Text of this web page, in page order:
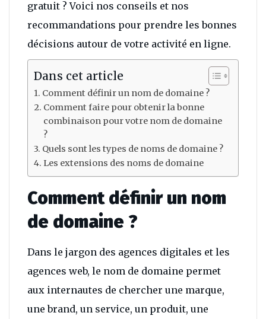
gratuit ? Voici nos conseils et nos
recommandations pour prendre les bonnes
décisions autour de votre activité en ligne.
Dans cet article
Comment définir un nom de domaine ?
Comment faire pour obtenir la bonne
combinaison pour votre nom de domaine
?
Quels sont les types de noms de domaine ?
Les extensions des noms de domaine
Comment définir un nom
de domaine ?
Dans le jargon des agences digitales et les
agences web, le nom de domaine permet
aux internautes de chercher une marque,
une brand, un service, un produit, une